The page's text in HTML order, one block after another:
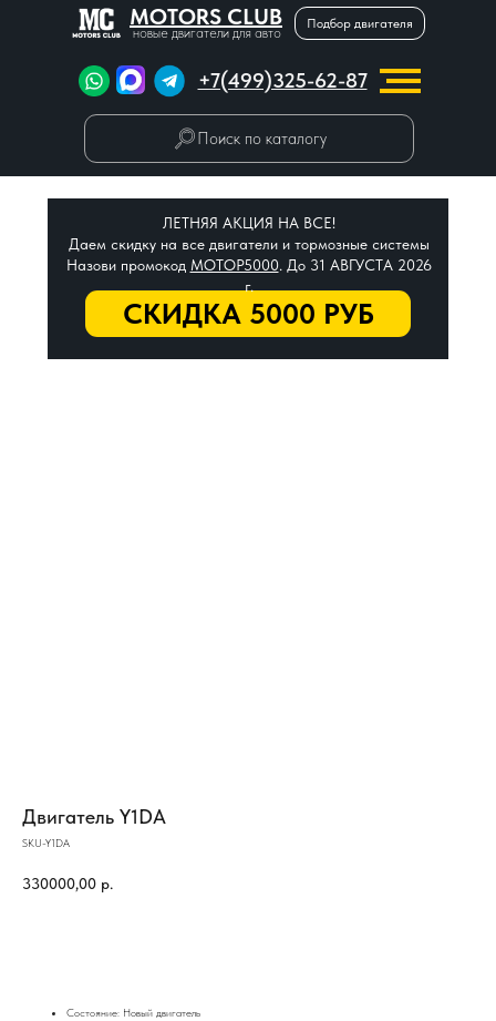
MOTORS CLUB
новые двигатели для авто
Подбор двигателя
+7(499)325-62-87
Поиск по каталогу
СКИДКА 5000 РУБ
ЛЕТНЯЯ АКЦИЯ НА ВСЕ!
Даем скидку на все двигатели и тормозные системы
Назови промокод МОТОР5000. До 31 АВГУСТА 2026
г.
Двигатель Y1DA
SKU-Y1DA
330000,00 р.
Состояние: Новый двигатель